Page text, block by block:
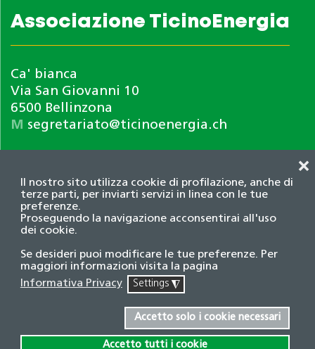
Il nostro sito utilizza cookie di profilazione, anche di
terze parti, per inviarti servizi in linea con le tue
preferenze.
Proseguendo la navigazione acconsentirai all'uso
dei cookie.
Se desideri puoi modificare le tue preferenze. Per
maggiori informazioni visita la pagina
Informativa Privacy
Settings ◮
Accetto solo i cookie necessari
Accetto tutti i cookie
❌
Associazione TicinoEnergia
Ca' bianca
Via San Giovanni 10
6500 Bellinzona
M segretariato@ticinoenergia.ch
Informativa privacy
© 2026 Associazione TicinoEnergia. Tutti i diritti
riservati.